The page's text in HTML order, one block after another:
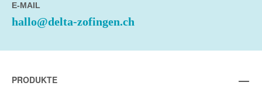
E-MAIL
hallo@delta-zofingen.ch
PRODUKTE